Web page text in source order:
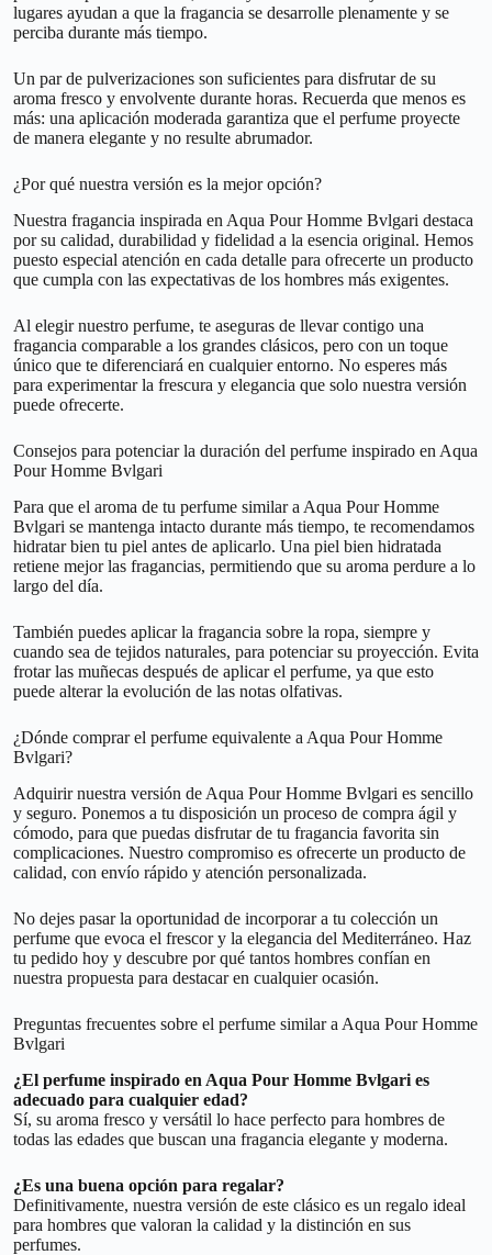
lugares ayudan a que la fragancia se desarrolle plenamente y se
perciba durante más tiempo.
Un par de pulverizaciones son suficientes para disfrutar de su
aroma fresco y envolvente durante horas. Recuerda que menos es
más: una aplicación moderada garantiza que el perfume proyecte
de manera elegante y no resulte abrumador.
¿Por qué nuestra versión es la mejor opción?
Nuestra fragancia inspirada en Aqua Pour Homme Bvlgari destaca
por su calidad, durabilidad y fidelidad a la esencia original. Hemos
puesto especial atención en cada detalle para ofrecerte un producto
que cumpla con las expectativas de los hombres más exigentes.
Al elegir nuestro perfume, te aseguras de llevar contigo una
fragancia comparable a los grandes clásicos, pero con un toque
único que te diferenciará en cualquier entorno. No esperes más
para experimentar la frescura y elegancia que solo nuestra versión
puede ofrecerte.
Consejos para potenciar la duración del perfume inspirado en Aqua
Pour Homme Bvlgari
Para que el aroma de tu perfume similar a Aqua Pour Homme
Bvlgari se mantenga intacto durante más tiempo, te recomendamos
hidratar bien tu piel antes de aplicarlo. Una piel bien hidratada
retiene mejor las fragancias, permitiendo que su aroma perdure a lo
largo del día.
También puedes aplicar la fragancia sobre la ropa, siempre y
cuando sea de tejidos naturales, para potenciar su proyección. Evita
frotar las muñecas después de aplicar el perfume, ya que esto
puede alterar la evolución de las notas olfativas.
¿Dónde comprar el perfume equivalente a Aqua Pour Homme
Bvlgari?
Adquirir nuestra versión de Aqua Pour Homme Bvlgari es sencillo
y seguro. Ponemos a tu disposición un proceso de compra ágil y
cómodo, para que puedas disfrutar de tu fragancia favorita sin
complicaciones. Nuestro compromiso es ofrecerte un producto de
calidad, con envío rápido y atención personalizada.
No dejes pasar la oportunidad de incorporar a tu colección un
perfume que evoca el frescor y la elegancia del Mediterráneo. Haz
tu pedido hoy y descubre por qué tantos hombres confían en
nuestra propuesta para destacar en cualquier ocasión.
Preguntas frecuentes sobre el perfume similar a Aqua Pour Homme
Bvlgari
¿El perfume inspirado en Aqua Pour Homme Bvlgari es
adecuado para cualquier edad?
Sí, su aroma fresco y versátil lo hace perfecto para hombres de
todas las edades que buscan una fragancia elegante y moderna.
¿Es una buena opción para regalar?
Definitivamente, nuestra versión de este clásico es un regalo ideal
para hombres que valoran la calidad y la distinción en sus
perfumes.